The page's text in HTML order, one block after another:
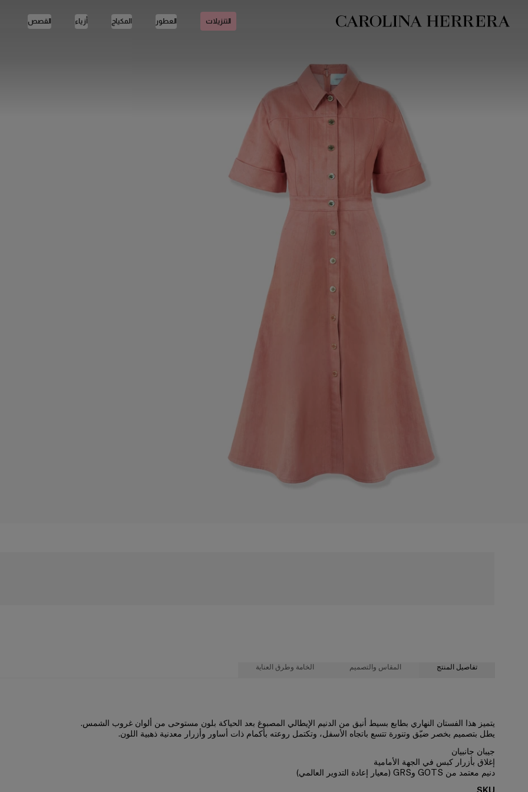
بيان إمكانية الوصول (الرابط)
التنزيلات العطور المكياج أزياء القصص
تفاصيل المنتج المقاس والتصميم الخامة وطرق العناية
يتميز هذا الفستان النهاري بطابع بسيط أنيق من الدنيم الإيطالي المصبوغ بعد الحياكة بلون مستوحى من ألوان غروب الشمس.
يطل بتصميم بخصر ضيّق وتنورة تتسع باتجاه الأسفل، وتكتمل روعته بأكمام ذات أساور وأزرار معدنية ذهبية اللون.
جيبان جانبيان
إغلاق بأزرار كبس في الجهة الأمامية
دنيم معتمد من GOTS وGRS (معيار إعادة التدوير العالمي)
صدرية ضيقة، تنورة متوسطة الطول واسعة من أسفل
طول العارضة 177 سم/ 5 أقدام و9 بوصات، وترتدي المقاس الأمريكي 2
تنظيف جاف فقط